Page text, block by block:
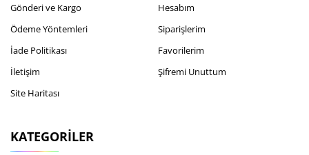
Gönderi ve Kargo
Ödeme Yöntemleri
İade Politikası
İletişim
Site Haritası
Hesabım
Siparişlerim
Favorilerim
Şifremi Unuttum
KATEGORILER